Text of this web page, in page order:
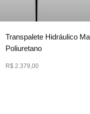
Transpalete Hidráulico
Poliuretano
R$ 2.379,00